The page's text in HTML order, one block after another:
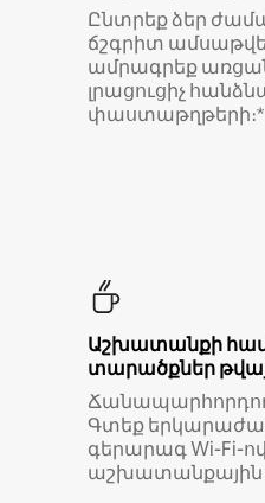
Ընտրեք ձեր
ճշգրիտ
ամրագրեք
լրացուցիչ
փաստաթղթերի։*
Աշխատանքի
տարածքներ
Գտեք
գերարագ Wi-Fi-
աշխատանքային